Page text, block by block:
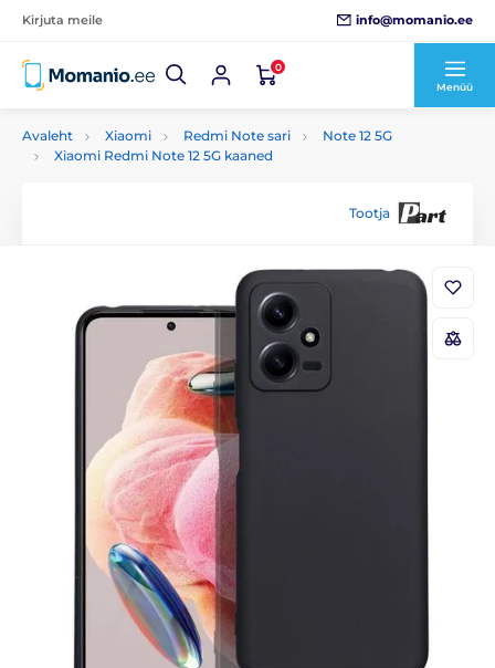
Kirjuta meile info@momanio.ee
0
Menüü
Avaleht Xiaomi Redmi Note sari
Note 12 5G
Xiaomi Redmi Note 12 5G kaaned
Tootja